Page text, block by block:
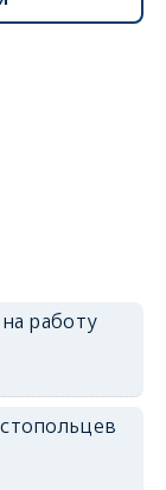
работу